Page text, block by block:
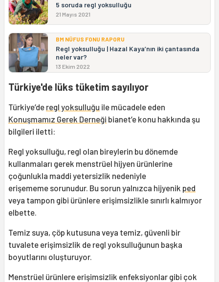
5 soruda regl yoksulluğu
21 Mayıs 2021
BM NÜFUS FONU RAPORU
Regl yoksulluğu | Hazal Kaya’nın iki çantasında
neler var?
13 Ekim 2022
Türkiye'de lüks tüketim sayılıyor
Türkiye’de regl yoksulluğu ile mücadele eden
Konuşmamız Gerek Derneği bianet’e konu hakkında şu
bilgileri iletti:
Regl yoksulluğu, regl olan bireylerin bu dönemde
kullanmaları gerek menstrüel hijyen ürünlerine
çoğunlukla maddi yetersizlik nedeniyle
erişememe sorunudur. Bu sorun yalnızca hijyenik ped
veya tampon gibi ürünlere erişimsizlikle sınırlı kalmıyor
elbette.
Temiz suya, çöp kutusuna veya temiz, güvenli bir
tuvalete erişimsizlik de regl yoksulluğunun başka
boyutlarını oluşturuyor.
Menstrüel ürünlere erişimsizlik enfeksiyonlar gibi çok